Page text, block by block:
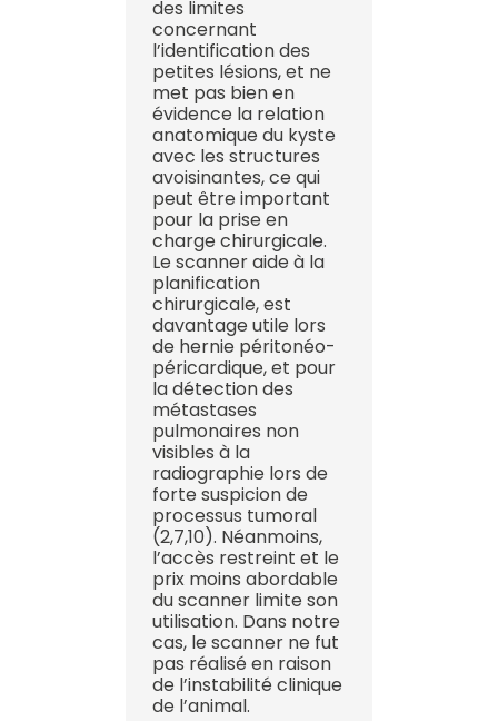
des limites
concernant
l’identification des
petites lésions, et ne
met pas bien en
évidence la relation
anatomique du kyste
avec les structures
avoisinantes, ce qui
peut être important
pour la prise en
charge chirurgicale.
Le scanner aide à la
planification
chirurgicale, est
davantage utile lors
de hernie péritonéo-
péricardique, et pour
la détection des
métastases
pulmonaires non
visibles à la
radiographie lors de
forte suspicion de
processus tumoral
(2,7,10). Néanmoins,
l’accès restreint et le
prix moins abordable
du scanner limite son
utilisation. Dans notre
cas, le scanner ne fut
pas réalisé en raison
de l’instabilité clinique
de l’animal.